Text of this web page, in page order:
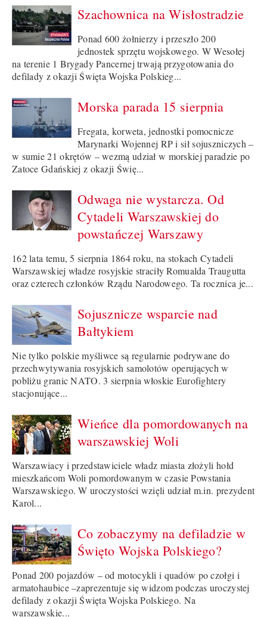
Szachownica na Wisłostradzie
Ponad 600 żołnierzy i przeszło 200
jednostek sprzętu wojskowego. W Wesołej
na terenie 1 Brygady Pancernej trwają przygotowania do
defilady z okazji Święta Wojska Polskieg...
Morska parada 15 sierpnia
Fregata, korweta, jednostki pomocnicze
Marynarki Wojennej RP i sił sojuszniczych –
w sumie 21 okrętów – wezmą udział w morskiej paradzie po
Zatoce Gdańskiej z okazji Świę...
Odwaga nie wystarcza. Od
Cytadeli Warszawskiej do
powstańczej Warszawy
162 lata temu, 5 sierpnia 1864 roku, na stokach Cytadeli
Warszawskiej władze rosyjskie straciły Romualda Traugutta
oraz czterech członków Rządu Narodowego. Ta rocznica je...
Sojusznicze wsparcie nad
Bałtykiem
Nie tylko polskie myśliwce są regularnie podrywane do
przechwytywania rosyjskich samolotów operujących w
pobliżu granic NATO. 3 sierpnia włoskie Eurofightery
stacjonujące...
Wieńce dla pomordowanych na
warszawskiej Woli
Warszawiacy i przedstawiciele władz miasta złożyli hołd
mieszkańcom Woli pomordowanym w czasie Powstania
Warszawskiego. W uroczystości wzięli udział m.in. prezydent
Karol...
Co zobaczymy na defiladzie w
Święto Wojska Polskiego?
Ponad 200 pojazdów – od motocykli i quadów po czołgi i
armatohaubice –zaprezentuje się widzom podczas uroczystej
defilady z okazji Święta Wojska Polskiego. Na
warszawskie...